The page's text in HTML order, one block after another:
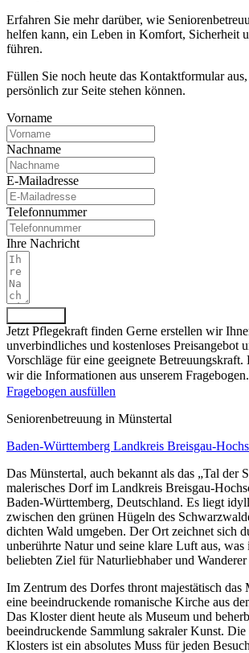
Erfahren Sie mehr darüber, wie
helfen kann, ein Leben in Komfort, Sicherheit
führen.
Füllen Sie noch heute das Kontaktformular
persönlich zur Seite stehen können.
Vorname
Nachname
E-Mailadresse
Telefonnummer
Ihre Nachricht
Jetzt Pflegekraft finden Gerne erstellen wir
unverbindliches und kostenloses Preisangebot
Vorschläge für eine geeignete
wir die Informationen aus unserem Fragebogen.
Fragebogen ausfüllen
Senioren­betreuung in Münstertal
Baden-Württemberg Landkreis Breisgau-
Das Münstertal, auch bekannt als das „Tal der
malerisches Dorf im Landkreis Breisgau-
Baden-Württemberg, Deutschland. Es liegt
zwischen den grünen Hügeln des
dichten Wald umgeben. Der Ort zeichnet sich
unberührte Natur und seine klare Luft aus, was
beliebten Ziel für Naturliebhaber und Wanderer
Im Zentrum des Dorfes thront majestätisch das
eine beeindruckende romanische Kirche aus
Das Kloster dient heute als Museum und
beeindruckende Sammlung sakraler Kunst.
Klosters ist ein absolutes Muss für jeden